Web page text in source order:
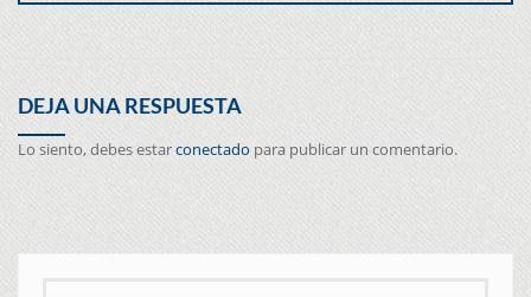
DEJA UNA RESPUESTA
Lo siento, debes estarconectado para publicar un comentario.